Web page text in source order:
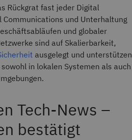
Rückgrat fast jeder Digital
Communications und Unterhaltung
und globaler
sind auf Skalierbarkeit,
ausgelegt und unterstützen
in lokalen Systemen als auch
Tech-News –
bestätigt